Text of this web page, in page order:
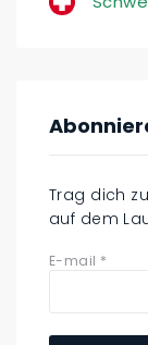
Trag dich
auf dem
E-mail *